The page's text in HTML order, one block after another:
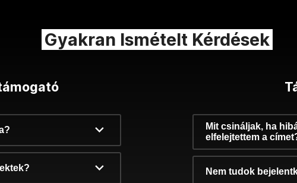
Gyakran Ismételt Kérdések
Mit csináljak, ha
elfelejtettem a
Nem tudok